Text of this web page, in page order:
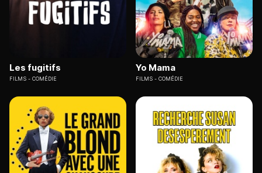
Les fugitifs
FILMS COMÉDIE
Yo Mama
FILMS COMÉDIE